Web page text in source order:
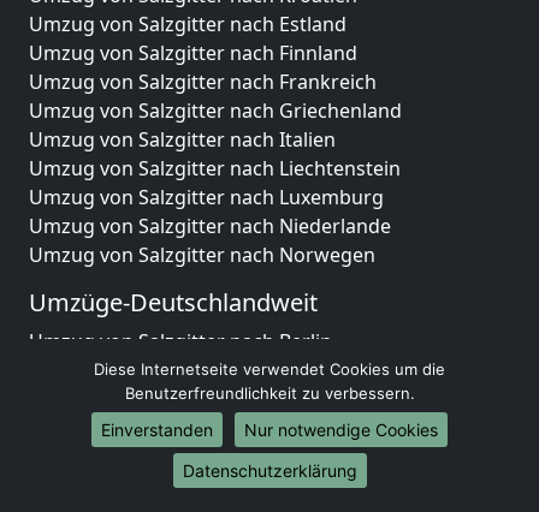
Umzug von Salzgitter nach Estland
Umzug von Salzgitter nach Finnland
Umzug von Salzgitter nach Frankreich
Umzug von Salzgitter nach Griechenland
Umzug von Salzgitter nach Italien
Umzug von Salzgitter nach Liechtenstein
Umzug von Salzgitter nach Luxemburg
Umzug von Salzgitter nach Niederlande
Umzug von Salzgitter nach Norwegen
Umzüge-Deutschlandweit
Umzug von Salzgitter nach Berlin
Umzug von Salzgitter nach Hamburg
Umzug von Salzgitter nach München
Umzug von Salzgitter nach Köln
Umzug von Salzgitter nach Frankfurt am Main
Umzug von Salzgitter nach Stuttgart
Diese Internetseite verwendet Cookies um die
Benutzerfreundlichkeit zu verbessern.
Einverstanden
Nur notwendige Cookies
Datenschutzerklärung